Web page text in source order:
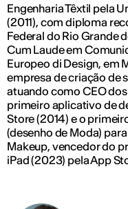
Engenharia Têxtil pela
(2011), com diploma
Federal do Rio Grande
Cum Laude em
Europeo di Design, em
empresa de criação de
atuando como CEO
primeiro aplicativo de
Store (2014) e o
(desenho de Moda)
Makeup, vencedor do
iPad (2023) pela App